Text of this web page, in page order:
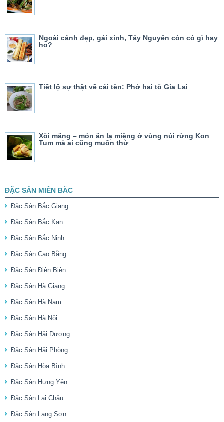
Ngoài cảnh đẹp, gái xinh, Tây Nguyên còn có gì hay
ho?
Tiết lộ sự thật về cái tên: Phở hai tô Gia Lai
Xôi măng – món ăn lạ miệng ở vùng núi rừng Kon
Tum mà ai cũng muốn thử
ĐẶC SẢN MIỀN BẮC
Đặc Sản Bắc Giang
Đặc Sản Bắc Kạn
Đặc Sản Bắc Ninh
Đặc Sản Cao Bằng
Đặc Sản Điện Biên
Đặc Sản Hà Giang
Đặc Sản Hà Nam
Đặc Sản Hà Nội
Đặc Sản Hải Dương
Đặc Sản Hải Phòng
Đặc Sản Hòa Bình
Đặc Sản Hưng Yên
Đặc Sản Lai Châu
Đặc Sản Lạng Sơn